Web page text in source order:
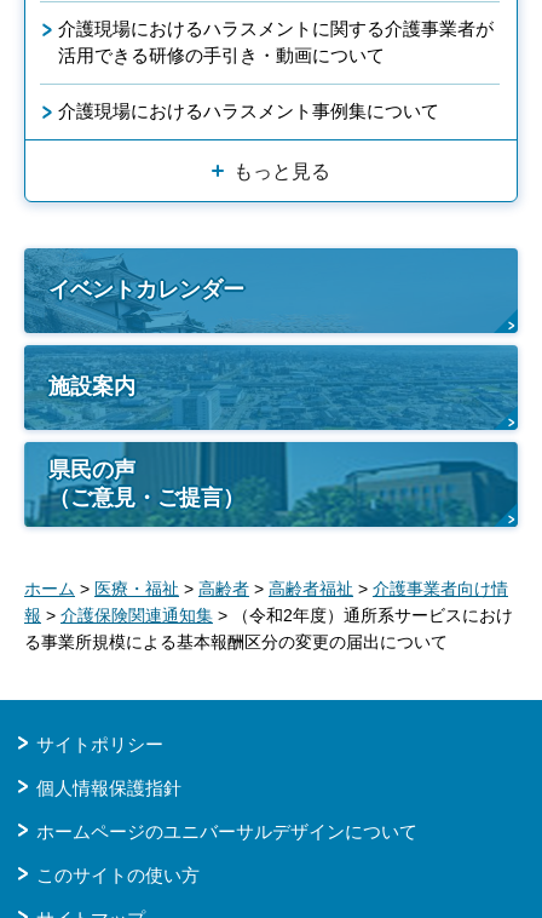
介護現場におけるハラスメントに関する介護事業者が
活用できる研修の手引き・動画について
介護現場におけるハラスメント事例集について
もっと見る
イベントカレンダー
施設案内
県民の声
（ご意見・ご提言）
ホーム > 医療・福祉 > 高齢者 > 高齢者福祉 > 介護事業者向け情
報 > 介護保険関連通知集 > （令和2年度）通所系サービスにおけ
る事業所規模による基本報酬区分の変更の届出について
サイトポリシー
個人情報保護指針
ホームページのユニバーサルデザインについて
このサイトの使い方